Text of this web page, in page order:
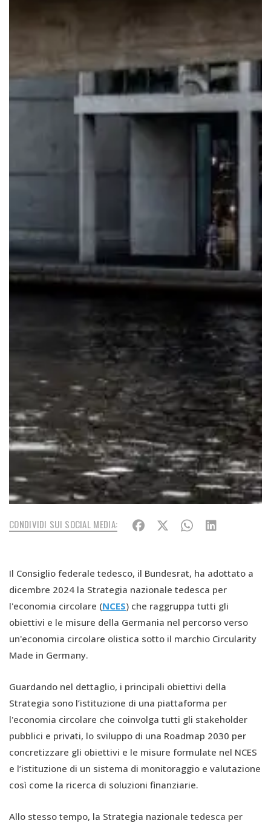
CONDIVIDI SUI SOCIAL MEDIA:
Il Consiglio federale tedesco, il Bundesrat, ha adottato a
dicembre 2024 la Strategia nazionale tedesca per
l'economia circolare (NCES) che raggruppa tutti gli
obiettivi e le misure della Germania nel percorso verso
un'economia circolare olistica sotto il marchio Circularity
Made in Germany.
Guardando nel dettaglio, i principali obiettivi della
Strategia sono l’istituzione di una piattaforma per
l'economia circolare che coinvolga tutti gli stakeholder
pubblici e privati, lo sviluppo di una Roadmap 2030 per
concretizzare gli obiettivi e le misure formulate nel NCES
e l’istituzione di un sistema di monitoraggio e valutazione
così come la ricerca di soluzioni finanziarie.
Allo stesso tempo, la Strategia nazionale tedesca per